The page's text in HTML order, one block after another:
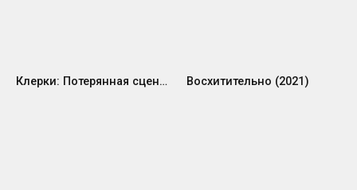
Клерки: Потерянная сцена (2004) Восхитительно (2021)